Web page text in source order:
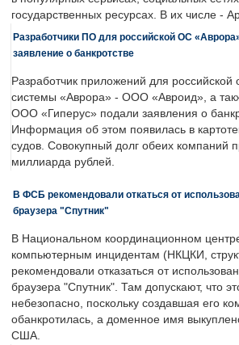
государственных ресурсах. В их числе -
Разработчики ПО для российской ОС
заявление о банкротстве
Разработчик приложений для российской
системы «Аврора» - ООО «Авроид», а
ООО «Гиперус» подали заявления о
Информация об этом появилась в
судов. Совокупный долг обеих компаний
миллиарда рублей.
В ФСБ рекомендовали откаться от
браузера "Спутник"
В Национальном координационном
компьютерным инцидентам (НКЦКИ,
рекомендовали отказаться от
браузера "Спутник". Там допускают, что
небезопасно, поскольку создавшая его
обанкротилась, а доменное имя
США.